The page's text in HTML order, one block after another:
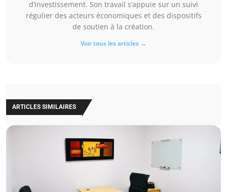
d’investissement. Son travail s’appuie sur un suivi
régulier des acteurs économiques et des dispositifs
de soutien à la création.
Voir tous les articles →
ARTICLES SIMILAIRES